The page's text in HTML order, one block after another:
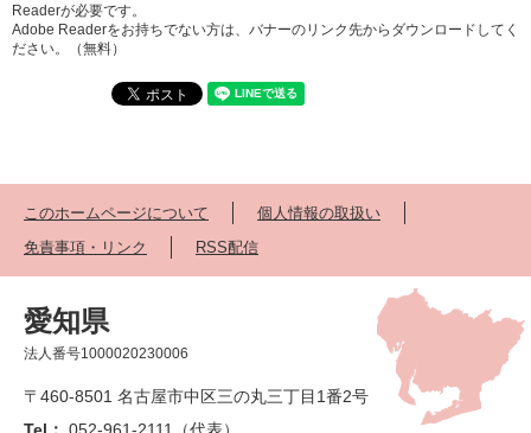
Readerが必要です。
Adobe Readerをお持ちでない方は、バナーのリンク先からダウンロードしてく
ださい。（無料）
このホームページについて
個人情報の取扱い
免責事項・リンク
RSS配信
愛知県
法人番号1000020230006
〒460-8501 名古屋市中区三の丸三丁目1番2号
Tel： 052-961-2111（代表）